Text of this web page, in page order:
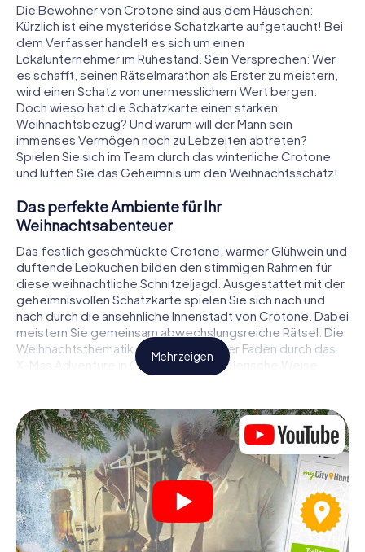
Die Bewohner von Crotone sind aus dem Häuschen:
Kürzlich ist eine mysteriöse Schatzkarte aufgetaucht! Bei
dem Verfasser handelt es sich um einen
Lokalunternehmer im Ruhestand. Sein Versprechen: Wer
es schafft, seinen Rätselmarathon als Erster zu meistern,
wird einen Schatz von unermesslichem Wert bergen.
Doch wieso hat die Schatzkarte einen starken
Weihnachtsbezug? Und warum will der Mann sein
immenses Vermögen noch zu Lebzeiten abtreten?
Spielen Sie sich im Team durch das winterliche Crotone
und lüften Sie das Geheimnis um den Weihnachtsschatz!
Das perfekte Ambiente für Ihr
Weihnachtsabenteuer
Das festlich geschmückte Crotone, warmer Glühwein und
duftende Lebkuchen bilden den stimmigen Rahmen für
diese weihnachtliche Schnitzeljagd. Ausgestattet mit der
geheimnisvollen Schatzkarte spielen Sie sich nach und
nach durch die ansehnliche Innenstadt von Crotone. Dabei
meistern Sie gemeinsam abwechslungsreiche Rätsel. Die
Weihnachtsthematik zieht sich als roter Faden durch das
X-Mas Adventure in Crotone. Auf spielerische Weise
erfahren Sie faszinierende Anekdoten rund um das
Hinweise richtig zu deuten und anderen Schatzsuchern
stets einen Schritt voraus zu sein?
Der Weihnachtsmarkt von Crotone als
Zwischenstopp
Stellen Sie ein kompetentes Team aus Freunden oder
Familienmitgliedern zusammen und begeben Sie sich
gemeinsam auf eine weihnachtliche Rätseltour durch
Mehr zeigen